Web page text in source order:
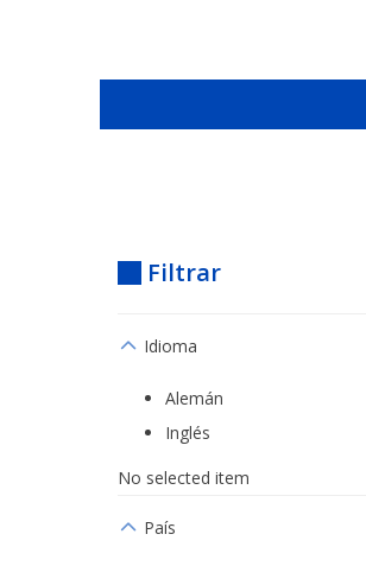
Filtrar
Idioma
Alemán
Inglés
No selected item
País